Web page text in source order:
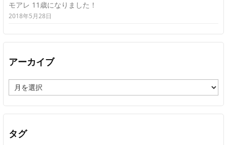
モアレ 11歳になりました！
2018年5月28日
アーカイブ
ー
カ
イ
タグ